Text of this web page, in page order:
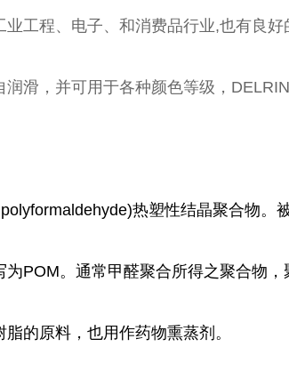
业工程、电子、和消费品行业,也有良
润滑，并可用于各种颜色等级，
热塑性结晶聚合物。
为POM。通常甲醛聚合所得之聚合物
的原料，也用作药物熏蒸剂。